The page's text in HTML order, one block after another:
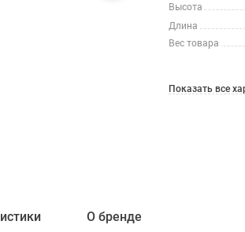
Высота
Длина
Вес товара
Показать все
О бренде